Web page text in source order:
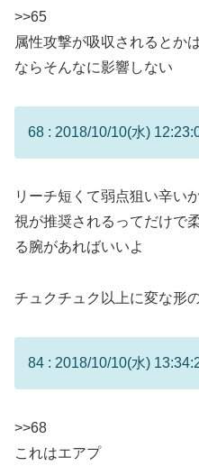
>>65
属性攻撃が吸収されるとか
ならそんなに影響しない
68 : 2018/10/10(水)
リーチ短くて弱点狙い辛い
視が推奨されるってだけで
る腕があればいいよ
チュクチュク以上に変な形
84 : 2018/10/10(水)
>>68
これはエアプ